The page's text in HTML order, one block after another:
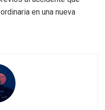
en una nueva